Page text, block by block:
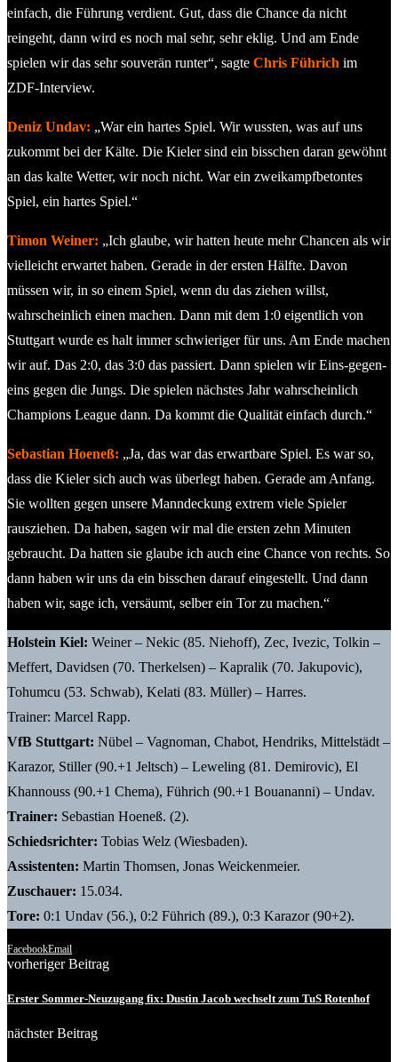
einfach, die Führung verdient. Gut, dass die Chance da nicht
reingeht, dann wird es noch mal sehr, sehr eklig. Und am Ende
spielen wir das sehr souverän runter“, sagte Chris Führich im
ZDF-Interview.
Deniz Undav: „War ein hartes Spiel. Wir wussten, was auf uns
zukommt bei der Kälte. Die Kieler sind ein bisschen daran gewöhnt
an das kalte Wetter, wir noch nicht. War ein zweikampfbetontes
Spiel, ein hartes Spiel.“
Timon Weiner: „Ich glaube, wir hatten heute mehr Chancen als wir
vielleicht erwartet haben. Gerade in der ersten Hälfte. Davon
müssen wir, in so einem Spiel, wenn du das ziehen willst,
wahrscheinlich einen machen. Dann mit dem 1:0 eigentlich von
Stuttgart wurde es halt immer schwieriger für uns. Am Ende machen
wir auf. Das 2:0, das 3:0 das passiert. Dann spielen wir Eins-gegen-
eins gegen die Jungs. Die spielen nächstes Jahr wahrscheinlich
Champions League dann. Da kommt die Qualität einfach durch.“
Sebastian Hoeneß: „Ja, das war das erwartbare Spiel. Es war so,
dass die Kieler sich auch was überlegt haben. Gerade am Anfang.
Sie wollten gegen unsere Manndeckung extrem viele Spieler
rausziehen. Da haben, sagen wir mal die ersten zehn Minuten
gebraucht. Da hatten sie glaube ich auch eine Chance von rechts. So
dann haben wir uns da ein bisschen darauf eingestellt. Und dann
haben wir, sage ich, versäumt, selber ein Tor zu machen.“
Holstein Kiel: Weiner – Nekic (85. Niehoff), Zec, Ivezic, Tolkin –
Meffert, Davidsen (70. Therkelsen) – Kapralik (70. Jakupovic),
Tohumcu (53. Schwab), Kelati (83. Müller) – Harres.
Trainer: Marcel Rapp.
VfB Stuttgart: Nübel – Vagnoman, Chabot, Hendriks, Mittelstädt –
Karazor, Stiller (90.+1 Jeltsch) – Leweling (81. Demirovic), El
Khannouss (90.+1 Chema), Führich (90.+1 Bouananni) – Undav.
Trainer: Sebastian Hoeneß. (2).
Schiedsrichter: Tobias Welz (Wiesbaden).
Assistenten: Martin Thomsen, Jonas Weickenmeier.
Zuschauer: 15.034.
Tore: 0:1 Undav (56.), 0:2 Führich (89.), 0:3 Karazor (90+2).
FacebookEmail
vorheriger Beitrag
Erster Sommer-Neuzugang fix: Dustin Jacob wechselt zum TuS Rotenhof
nächster Beitrag